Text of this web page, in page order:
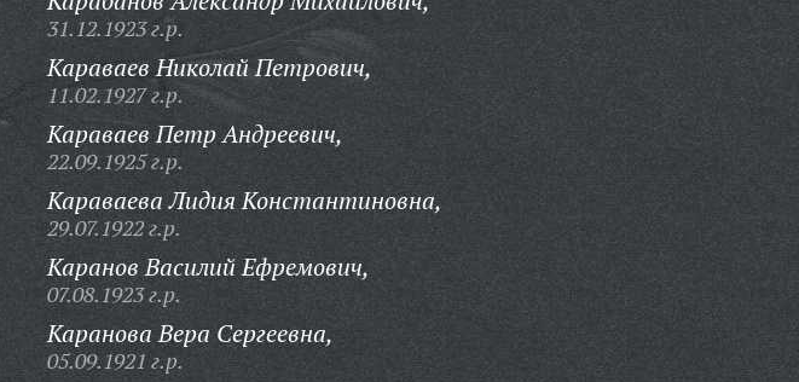
31.12.1923 г.р.
Караваев Николай Петрович,
11.02.1927 г.р.
Караваев Петр Андреевич,
22.09.1925 г.р.
Караваева Лидия Константиновна,
29.07.1922 г.р.
Каранов Василий Ефремович,
07.08.1923 г.р.
Каранова Вера Сергеевна,
05.09.1921 г.р.